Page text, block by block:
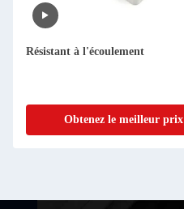
Résistant à l'écoulement
Obtenez le meilleur prix